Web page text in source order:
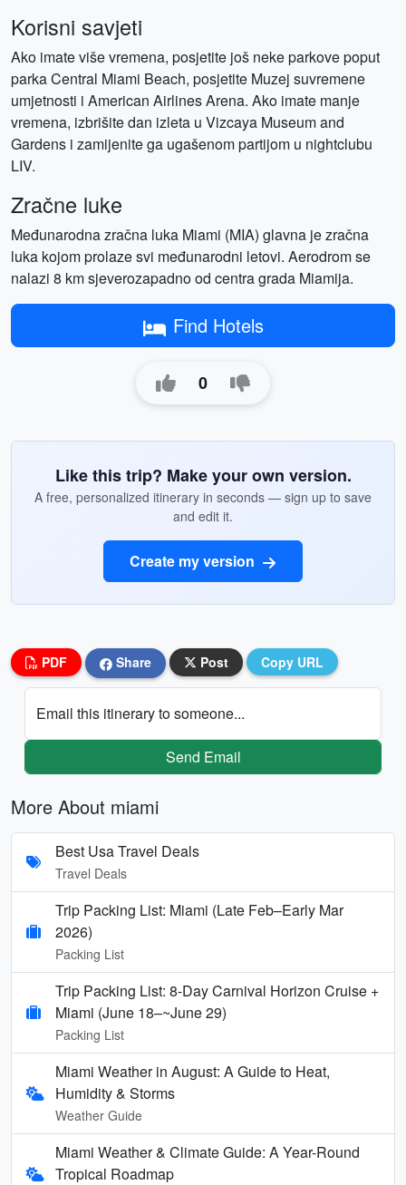
Korisni savjeti
Ako imate više vremena, posjetite još neke parkove poput
parka Central Miami Beach, posjetite Muzej suvremene
umjetnosti i American Airlines Arena. Ako imate manje
vremena, izbrišite dan izleta u Vizcaya Museum and
Gardens i zamijenite ga ugašenom partijom u nightclubu
LIV.
Zračne luke
Međunarodna zračna luka Miami (MIA) glavna je zračna
luka kojom prolaze svi međunarodni letovi. Aerodrom se
nalazi 8 km sjeverozapadno od centra grada Miamija.
Find Hotels
0
Like this trip? Make your own version.
A free, personalized itinerary in seconds — sign up to save
and edit it.
Create my version
PDF Share Post Copy URL
Email this itinerary to someone...
Send Email
More About miami
Best Usa Travel Deals
Travel Deals
Trip Packing List: Miami (Late Feb–Early Mar
2026)
Packing List
Trip Packing List: 8-Day Carnival Horizon Cruise +
Miami (June 18–~June 29)
Packing List
Miami Weather in August: A Guide to Heat,
Humidity & Storms
Weather Guide
Miami Weather & Climate Guide: A Year-Round
Tropical Roadmap